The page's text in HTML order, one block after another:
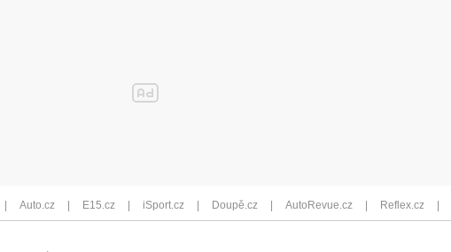
Auto.cz E15.cz iSport.cz Doupě.cz AutoRevue.cz Reflex.cz